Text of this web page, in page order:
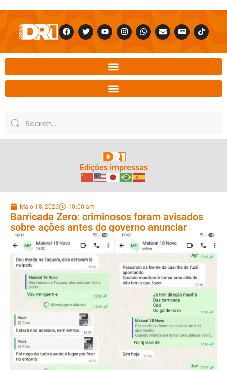
Edições impressas
Maio 18, 2026 10:00 am
Barricada Zero: criminosos foram avisados
sobre ações antes do governo anunciar